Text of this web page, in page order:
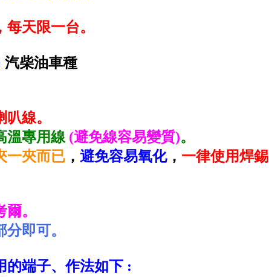
每天限一台。
汽柴油車種
線。
溫專用線 (避免線容易變質)。
一夾而已 ， 避免容易氧化， 一律使用焊錫
。
即可。
的端子、作法如下 :